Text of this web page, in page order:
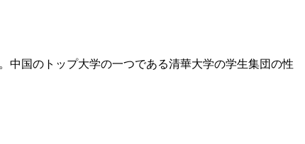
中国のトップ大学の一つである清華大学の学生集団の性